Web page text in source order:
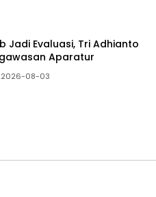
Jadi Evaluasi, Tri Adhianto
Aparatur
2026-08-03